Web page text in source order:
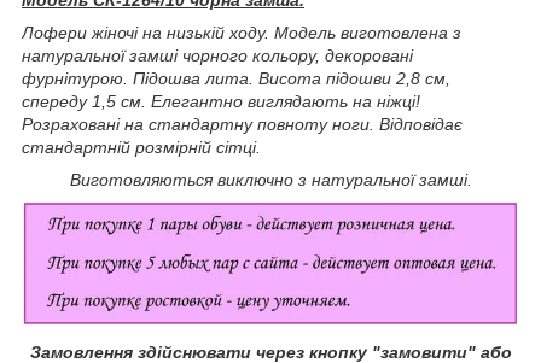
Лофери жіночі на низькій ходу. Модель виготовлена з
натуральної замші чорного кольору, декоровані
фурнітурою. Підошва лита. Висота підошви 2,8 см,
спереду 1,5 см. Елегантно виглядають на ніжці!
Розраховані на стандартну повноту ноги. Відповідає
стандартній розмірній сітці.
Виготовляються виключно з натуральної замші.
Замовлення здійснювати через кнопку "замовити" або